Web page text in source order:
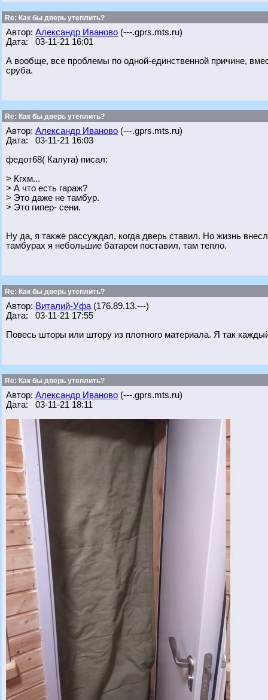
Re: Как бы дверь утеплить?
Автор: Александр Иваново (---.gprs.mts.ru)
Дата: 03-11-21 16:01
А вообще, все проблемы по одной-единственной причине,
сруба.
Re: Как бы дверь утеплить?
Автор: Александр Иваново (---.gprs.mts.ru)
Дата: 03-11-21 16:03
федот68( Калуга) писал:
> Кгхм...
> А что есть гараж?
> Это даже не тамбур.
> Это гипер- сени.
Ну да, я также рассуждал, когда дверь ставил. Но жизнь
тамбурах я небольшие батареи поставил, там тепло.
Re: Как бы дверь утеплить?
Автор: Виталий-Уфа (176.89.13.---)
Дата: 03-11-21 17:55
Повесь шторы или штору из плотного материала. Я так
Re: Как бы дверь утеплить?
Автор: Александр Иваново (---.gprs.mts.ru)
Дата: 03-11-21 18:11